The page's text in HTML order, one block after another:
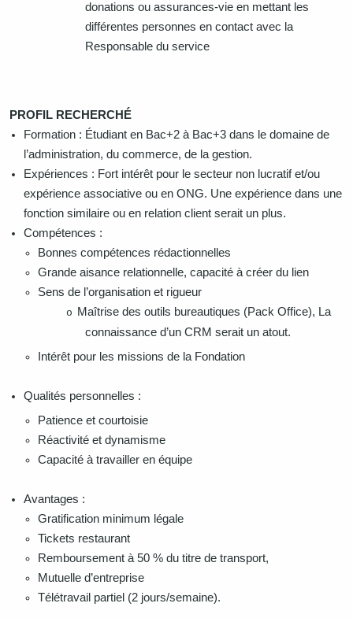
donations ou assurances-vie en mettant les
différentes personnes en contact avec la
Responsable du service
PROFIL RECHERCHÉ
Formation : Étudiant en Bac+2 à Bac+3 dans le domaine de
l’administration, du commerce, de la gestion.
Expériences : Fort intérêt pour le secteur non lucratif et/ou
expérience associative ou en ONG. Une expérience dans une
fonction similaire ou en relation client serait un plus.
Compétences :
Bonnes compétences rédactionnelles
Grande aisance relationnelle, capacité à créer du lien
Sens de l’organisation et rigueur
o Maîtrise des outils bureautiques (Pack Office), La
connaissance d’un CRM serait un atout.
Intérêt pour les missions de la Fondation
Qualités personnelles :
Patience et courtoisie
Réactivité et dynamisme
Capacité à travailler en équipe
Avantages :
Gratification minimum légale
Tickets restaurant
Remboursement à 50 % du titre de transport,
Mutuelle d’entreprise
Télétravail partiel (2 jours/semaine).